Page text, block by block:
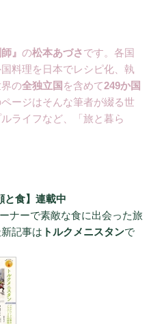
』 の松本あづさです。各国
料理を日本でレシピ化、執
の全独立国 を含めて249か国
ージはそんな筆者が綴る世
ライフなど、「旅と暮ら
と食】連載中
ナーで素敵な食に出会った旅
記事は トルクメニスタンで